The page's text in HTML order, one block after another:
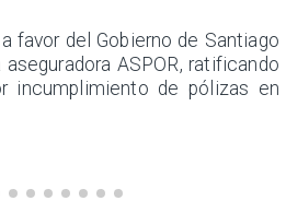
favor del Gobierno de Santiago
ASPOR, ratificando
incumplimiento de pólizas en